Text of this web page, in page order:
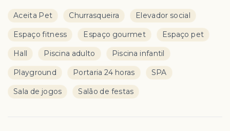
Aceita Pet Churrasqueira Elevador social
Espaço fitness Espaço gourmet Espaço pet
Hall Piscina adulto Piscina infantil
Playground Portaria 24 horas SPA
Sala de jogos Salão de festas